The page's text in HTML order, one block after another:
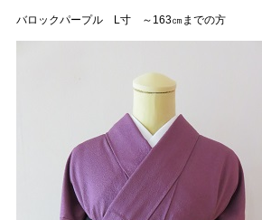
バロックパープル L寸 ～163㎝までの方